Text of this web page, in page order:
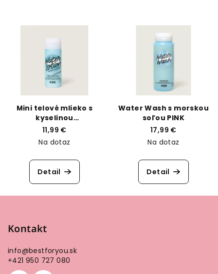
Mini telové mlieko s
kyselinou
hyalurónovou PINK
11,99 €
Na dotaz
Detail
Water Wash s morskou
soľou PINK
17,99 €
Na dotaz
Detail
Kontakt
info@bestforyou.sk
+421 950 727 080